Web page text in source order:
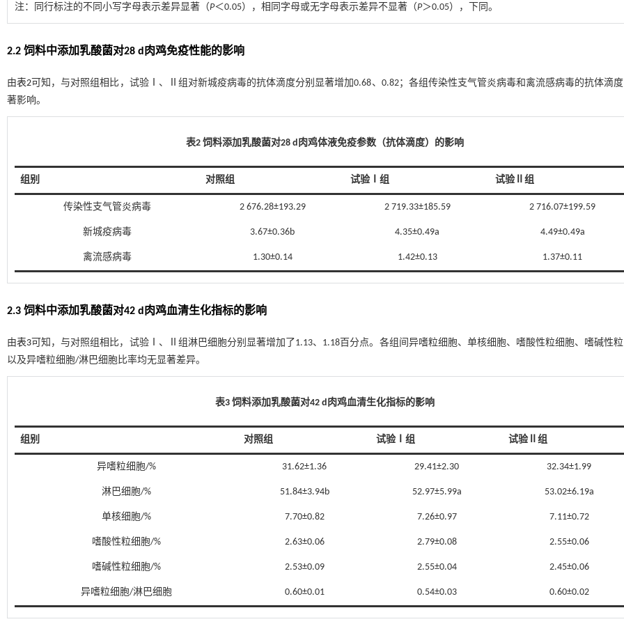
注： 同行标注的不同小写字母表示差异显著（P＜0.05），相同字母或无字母表示差异不显著（P＞0.05），下同。
2.2 饲料中添加乳酸菌对28 d肉鸡免疫性能的影响
由表2可知，与对照组相比，试验Ⅰ、Ⅱ组对新城疫病毒的抗体滴度分别显著增加0.68、0.82；各组传染性支气管炎病毒和禽流感病毒的抗体滴
著影响。
表2 饲料添加乳酸菌对28 d肉鸡体液免疫参数（抗体滴度）的影响
组别 对照组 试验Ⅰ组 试验Ⅱ组
传染性支气管炎病毒 2 676.28±193.29 2 719.33±185.59 2 716.07±199.59
新城疫病毒 3.67±0.36b 4.35±0.49a 4.49±0.49a
禽流感病毒 1.30±0.14 1.42±0.13 1.37±0.11
2.3 饲料中添加乳酸菌对42 d肉鸡血清生化指标的影响
由表3可知，与对照组相比，试验Ⅰ、Ⅱ组淋巴细胞分别显著增加了1.13、1.18百分点。各组间异嗜粒细胞、单核细胞、嗜酸性粒细胞、嗜碱性
以及异嗜粒细胞/淋巴细胞比率均无显著差异。
表3 饲料添加乳酸菌对42 d肉鸡血清生化指标的影响
组别 对照组 试验Ⅰ组 试验Ⅱ组
异嗜粒细胞/% 31.62±1.36 29.41±2.30 32.34±1.99
淋巴细胞/% 51.84±3.94b 52.97±5.99a 53.02±6.19a
单核细胞/% 7.70±0.82 7.26±0.97 7.11±0.72
嗜酸性粒细胞/% 2.63±0.06 2.79±0.08 2.55±0.06
嗜碱性粒细胞/% 2.53±0.09 2.55±0.04 2.45±0.06
异嗜粒细胞/淋巴细胞 0.60±0.01 0.54±0.03 0.60±0.02